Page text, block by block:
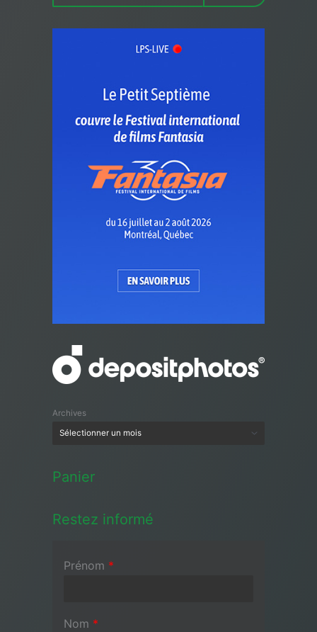
Archives
Panier
Restez informé
Prénom *
Nom *